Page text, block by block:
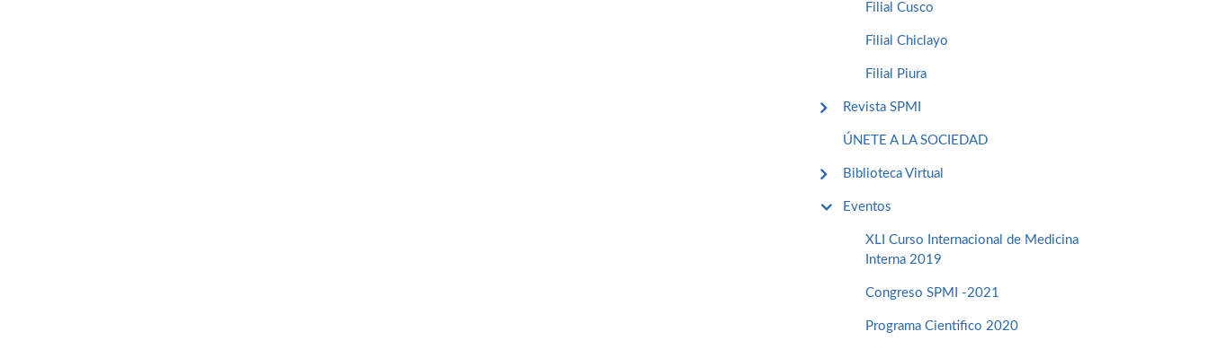
Filial Cusco
Filial Chiclayo
Filial Piura
Revista SPMI
ÚNETE A LA SOCIEDAD
Biblioteca Virtual
Eventos
XLI Curso Internacional de Medicina
Interna 2019
Congreso SPMI -2021
Programa Cientifico 2020